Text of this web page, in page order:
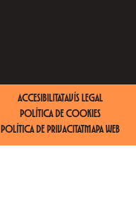
ACCESIBILITATAVÍS LEGAL
POLÍTICA DE COOKIES
POLÍTICA DE PRIVACITATMAPA WEB